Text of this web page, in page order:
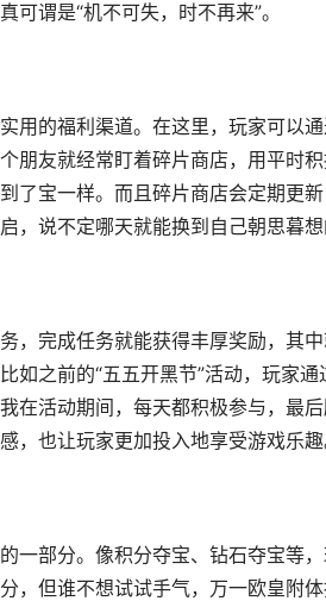
可谓是“机不可失，时不再来”。
用的福利渠道。在这里，玩家可以
朋友就经常盯着碎片商店，用平时
了宝一样。而且碎片商店会定期更
，说不定哪天就能换到自己朝思暮想
，完成任务就能获得丰厚奖励，其
如之前的“五五开黑节”活动，玩家
在活动期间，每天都积极参与，最
，也让玩家更加投入地享受游戏乐趣
一部分。像积分夺宝、钻石夺宝等
，但谁不想试试手气，万一欧皇附